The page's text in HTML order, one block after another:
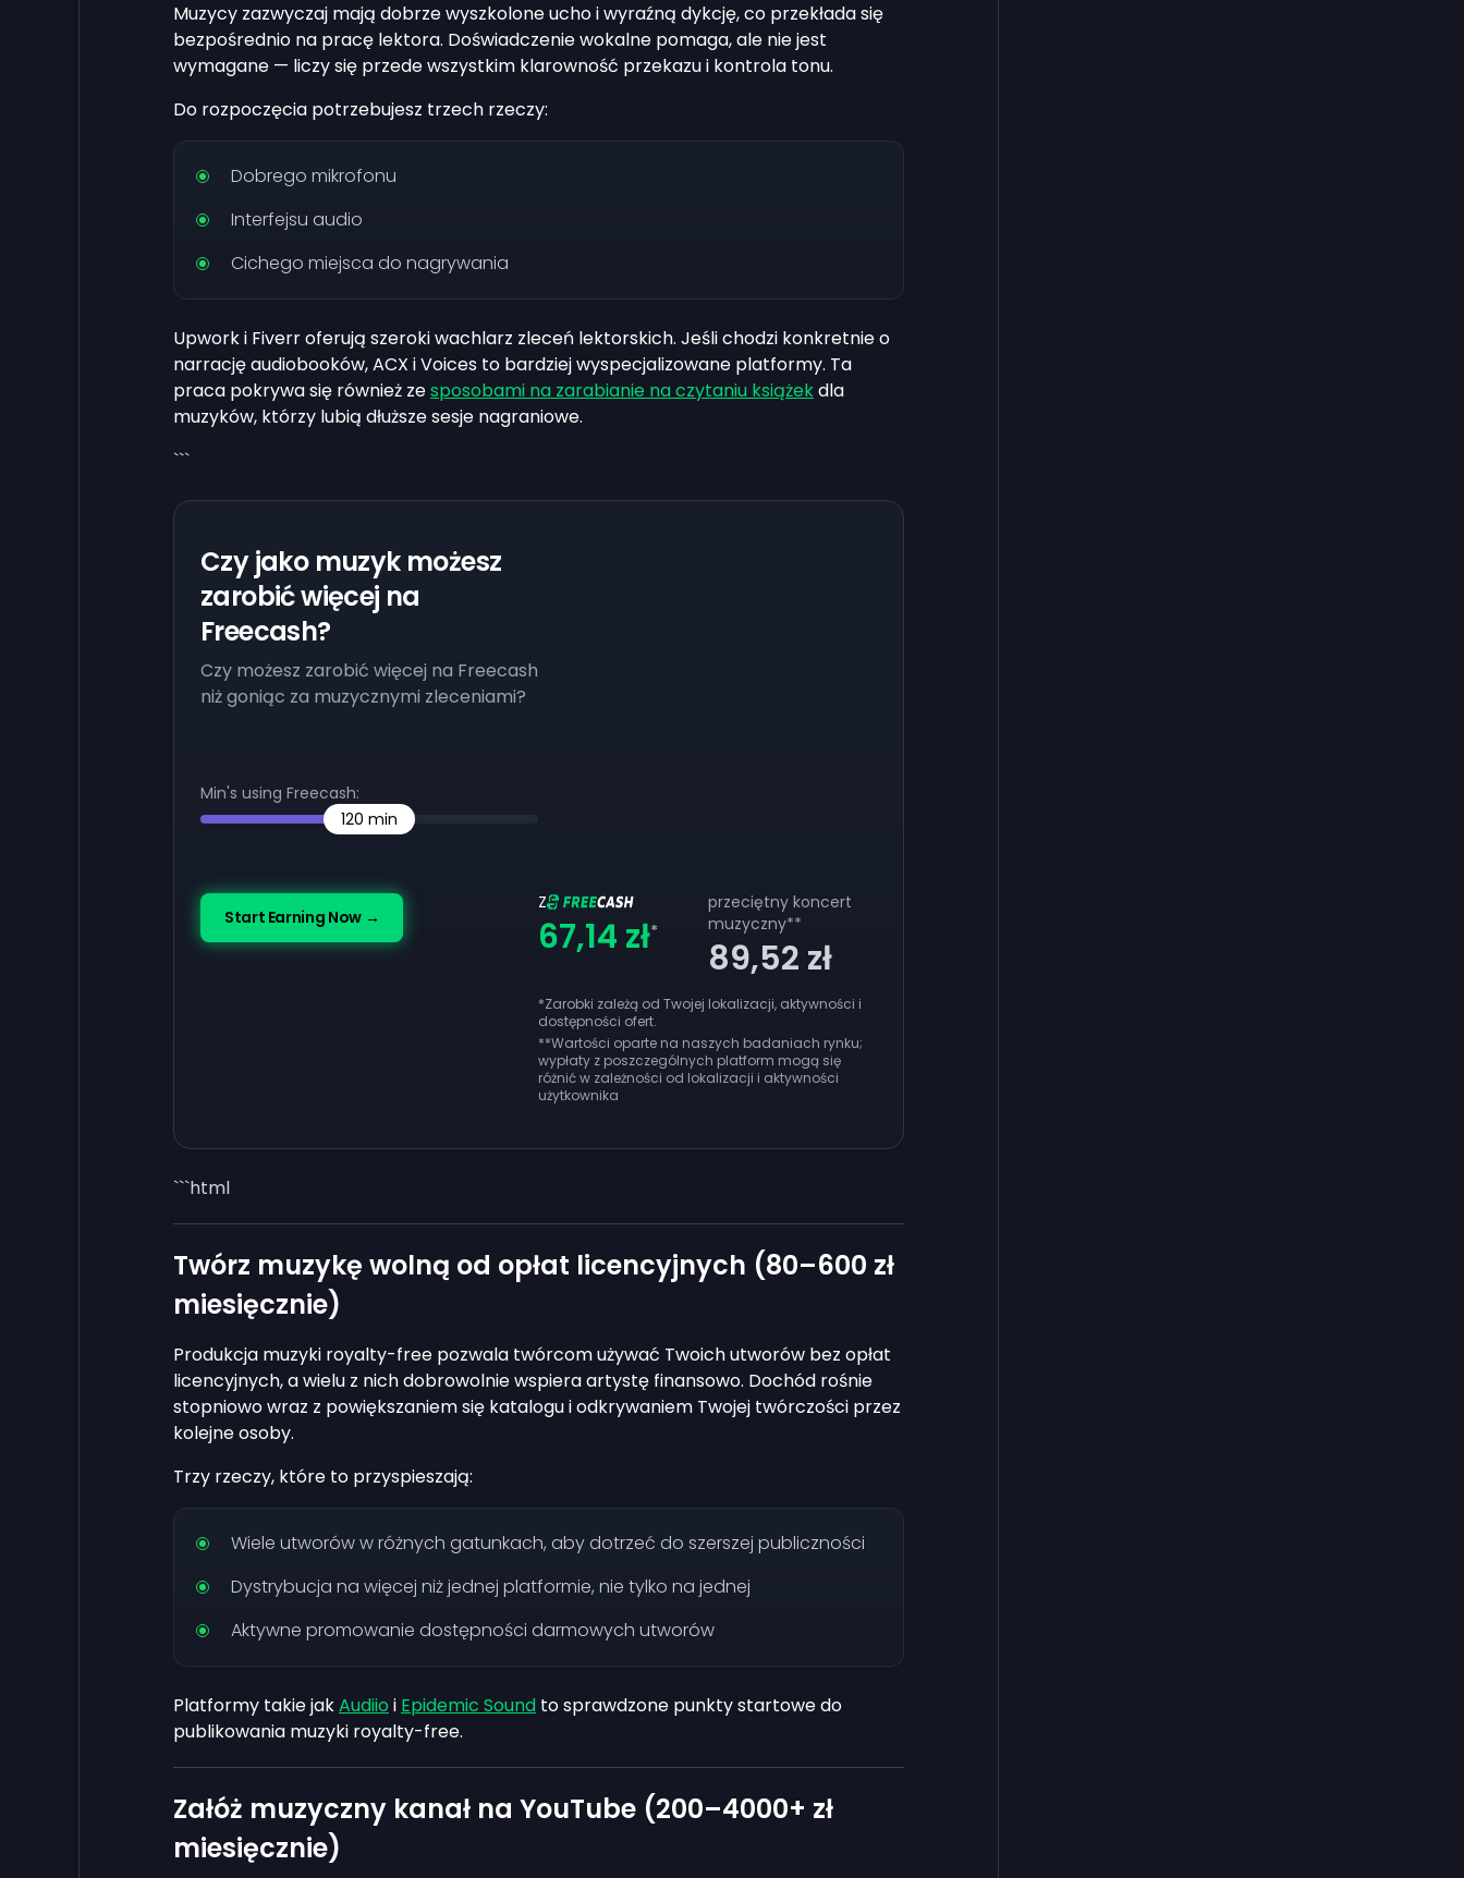
Muzycy zazwyczaj mają dobrze wyszkolone ucho i wyraźną dykcję, co przekłada się
bezpośrednio na pracę lektora. Doświadczenie wokalne pomaga, ale nie jest
wymagane — liczy się przede wszystkim klarowność przekazu i kontrola tonu.
Do rozpoczęcia potrzebujesz trzech rzeczy:
Dobrego mikrofonu
Interfejsu audio
Cichego miejsca do nagrywania
Upwork i Fiverr oferują szeroki wachlarz zleceń lektorskich. Jeśli chodzi konkretnie o
narrację audiobooków, ACX i Voices to bardziej wyspecjalizowane platformy. Ta
praca pokrywa się również zesposobami na zarabianie na czytaniu książekdla
muzyków, którzy lubią dłuższe sesje nagraniowe.
```
Czy jako muzyk możesz
zarobić więcej na
Freecash?
Czy możesz zarobić więcej na Freecash
niż goniąc za muzycznymi zleceniami?
Min's using Freecash:
120 min
Start Earning Now →
Z
67,14 zł*
przeciętny koncert
muzyczny**
89,52 zł
*Zarobki zależą od Twojej lokalizacji, aktywności i
dostępności ofert.
**Wartości oparte na naszych badaniach rynku;
wypłaty z poszczególnych platform mogą się
różnić w zależności od lokalizacji i aktywności
użytkownika
```html
Twórz muzykę wolną od opłat licencyjnych (80–600 zł
miesięcznie)
Produkcja muzyki royalty-free pozwala twórcom używać Twoich utworów bez opłat
licencyjnych, a wielu z nich dobrowolnie wspiera artystę finansowo. Dochód rośnie
stopniowo wraz z powiększaniem się katalogu i odkrywaniem Twojej twórczości przez
kolejne osoby.
Trzy rzeczy, które to przyspieszają:
Wiele utworów w różnych gatunkach, aby dotrzeć do szerszej publiczności
Dystrybucja na więcej niż jednej platformie, nie tylko na jednej
Aktywne promowanie dostępności darmowych utworów
Platformy takie jakAudiio i Epidemic Sound to sprawdzone punkty startowe do
publikowania muzyki royalty-free.
Załóż muzyczny kanał na YouTube (200–4000+ zł
miesięcznie)